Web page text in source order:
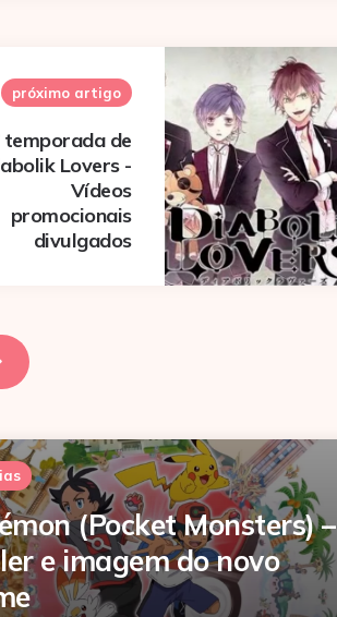
próximo artigo
temporada de
Lovers -
Vídeos
promocionais
divulgados
(Pocket Monsters) –
e imagem do novo